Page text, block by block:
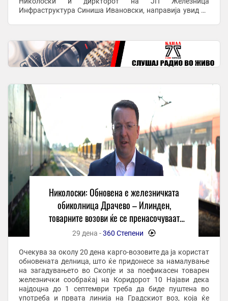
Инфраструктура Синиша Ивановски, направија увид до
Николоски: Обновена е железничката
обиколница Драчево – Илинден,
товарните возови ќе се пренасочуваат
надвор од Скопје
29 дена -360 Степени -
Очекува за околу 20 дена карго-возовите да ја користат
обновената делница, што ќе придонесе за намалување
на загадувањето во Скопје и за поефикасен товарен
железнички сообраќај на Коридорот 10 Најави дека
најдоцна до 1 септември треба да биде пуштена во
употреба и првата линија на Градскиот воз, која ќе